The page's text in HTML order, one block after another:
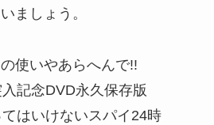
ましょう。
使いやあらへんで!!
入記念DVD永久保存版
はいけないスパイ24時